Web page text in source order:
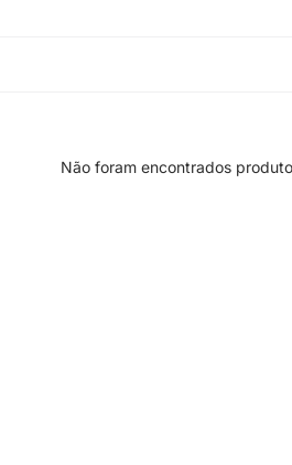
Não foram encontrados